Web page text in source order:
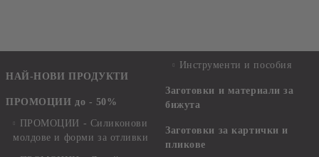
НАЙ-НОВИ ПРОДУКТИ
ПРОМОЦИИ до - 50%
ПРОМОЦИИ - Силиконови
молдове и форми за отливки
Инструменти и пособия
Заготовки и материали за
бижута
Заготовки за картички и
пликове